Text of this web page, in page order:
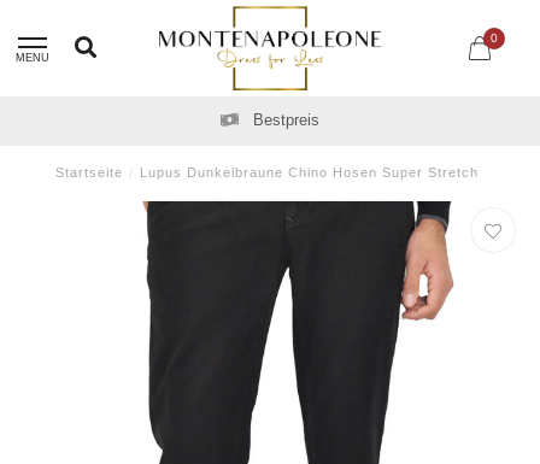
MENU
0
Bestpreis
Startseite / Lupus Dunkelbraune Chino Hosen Super Stretch